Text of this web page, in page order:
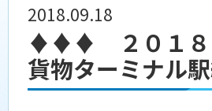
2018.09.18
♦♦♦ ２０１８
貨物ターミナ